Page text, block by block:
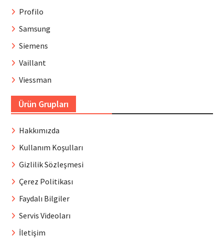
Profilo
Samsung
Siemens
Vaillant
Viessman
Ürün Grupları
Hakkımızda
Kullanım Koşulları
Gizlilik Sözleşmesi
Çerez Politikası
Faydalı Bilgiler
Servis Videoları
İletişim